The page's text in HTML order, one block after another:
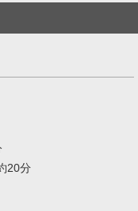
20分